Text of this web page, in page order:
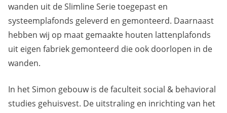
wanden uit de Slimline Serie toegepast en
systeemplafonds geleverd en gemonteerd. Daarnaast
hebben wij op maat gemaakte houten lattenplafonds
uit eigen fabriek gemonteerd die ook doorlopen in de
wanden.
In het Simon gebouw is de faculteit social & behavioral
studies gehuisvest. De uitstraling en inrichting van het